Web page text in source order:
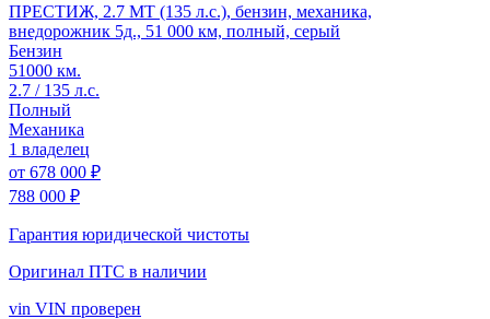
ПРЕСТИЖ, 2.7 MT (135 л.с.), бензин, механика,
внедорожник 5д., 51 000 км, полный, серый
Бензин
51000 км.
2.7 / 135 л.с.
Полный
Механика
1 владелец
от 678 000 ₽
788 000 ₽
Гарантия юридической чистоты
Оригинал ПТС в наличии
vin VIN проверен